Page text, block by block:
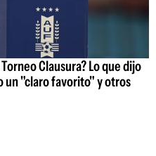
Clausura? Lo que dijo
un "claro favorito" y otros